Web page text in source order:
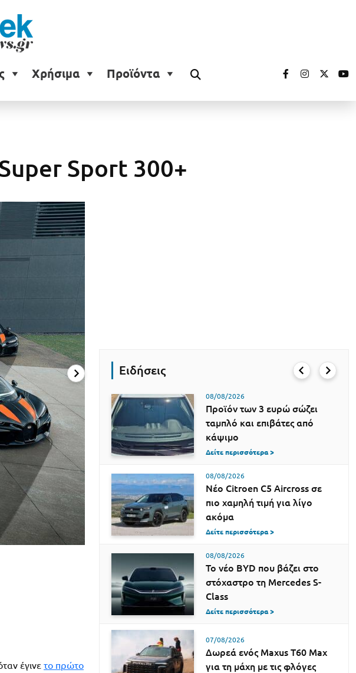
Χρήσιμα Προϊόντα
Sport 300+
έγινε το πρώτο
Ειδήσεις
08/08/2026
Προϊόν των 3 ευρώ σώζει
ταμπλό και επιβάτες από
κάψιμο
Δείτε περισσότερα >
08/08/2026
Νέο Citroen C5 Aircross σε
πιο χαμηλή τιμή για λίγο
ακόμα
Δείτε περισσότερα >
08/08/2026
Το νέο BYD που βάζει στο
στόχαστρο τη Mercedes S-
Class
Δείτε περισσότερα >
07/08/2026
Δωρεά ενός Maxus T60 Max
για τη μάχη με τις φλόγες